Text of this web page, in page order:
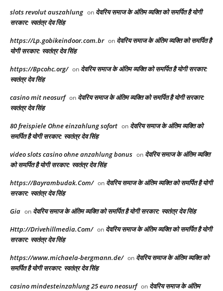
slots revolut auszahlung on देवरिय समाज के अंतिम व्यक्ति को समर्पित है योगी
सरकार: स्वतंत्र देव सिंह
https://Lp.gobikeindoor.com.br on देवरिय समाज के अंतिम व्यक्ति को समर्पित है
योगी सरकार: स्वतंत्र देव सिंह
https://Bpcohc.org/ on देवरिय समाज के अंतिम व्यक्ति को समर्पित है योगी सरकार:
स्वतंत्र देव सिंह
casino mit neosurf on देवरिय समाज के अंतिम व्यक्ति को समर्पित है योगी सरकार:
स्वतंत्र देव सिंह
80 freispiele Ohne einzahlung sofort on देवरिय समाज के अंतिम व्यक्ति को
समर्पित है योगी सरकार: स्वतंत्र देव सिंह
video slots casino ohne anzahlung bonus on देवरिय समाज के अंतिम व्यक्ति
को समर्पित है योगी सरकार: स्वतंत्र देव सिंह
https://Bayrambudak.Com/ on देवरिय समाज के अंतिम व्यक्ति को समर्पित है योगी
सरकार: स्वतंत्र देव सिंह
Gia on देवरिय समाज के अंतिम व्यक्ति को समर्पित है योगी सरकार: स्वतंत्र देव सिंह
Http://Drivehillmedia.Com/ on देवरिय समाज के अंतिम व्यक्ति को समर्पित है योगी
सरकार: स्वतंत्र देव सिंह
https://www.michaela-bergmann.de/ on देवरिय समाज के अंतिम व्यक्ति को
समर्पित है योगी सरकार: स्वतंत्र देव सिंह
casino mindesteinzahlung 25 euro neosurf on देवरिय समाज के अंतिम